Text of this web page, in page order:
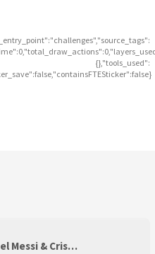
{},"tools_used":
Messi & Cris…